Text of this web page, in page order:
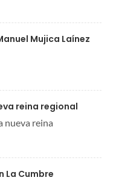
Mujica Laínez
reina regional
nueva reina
La Cumbre